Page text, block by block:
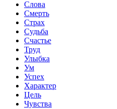
Слова
Смерть
Страх
Судьба
Счастье
Труд
Улыбка
Ум
Успех
Характер
Цель
Чувства